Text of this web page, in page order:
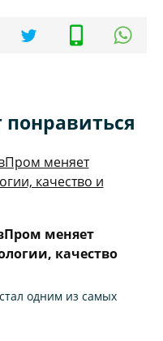
меняет
качество
одним из самых